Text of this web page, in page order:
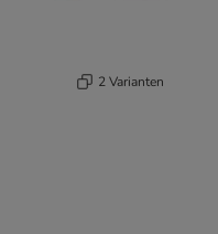
2 Varianten